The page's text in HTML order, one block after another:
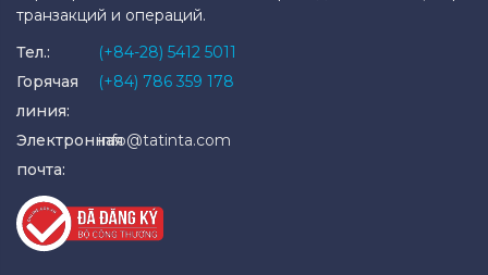
транзакций и операций.
Тел.:
(+84-28) 5412 5011
Горячая
линия:
(+84) 786 359 178
Электронная
почта:
info@tatinta.com